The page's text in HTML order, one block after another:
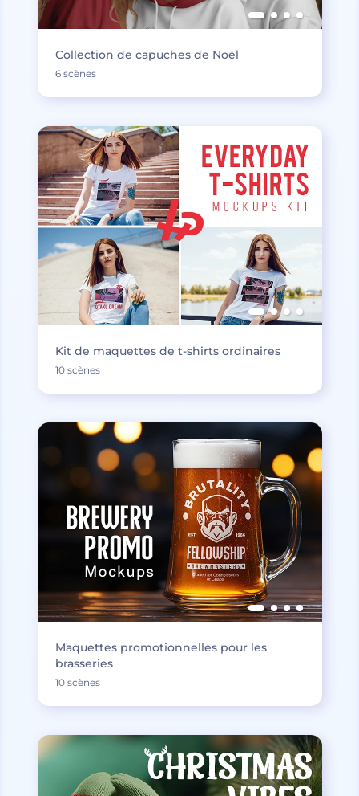
Collection de capuches de Noël
6 scènes
Kit de maquettes de t-shirts ordinaires
10 scènes
Maquettes promotionnelles pour les
brasseries
10 scènes